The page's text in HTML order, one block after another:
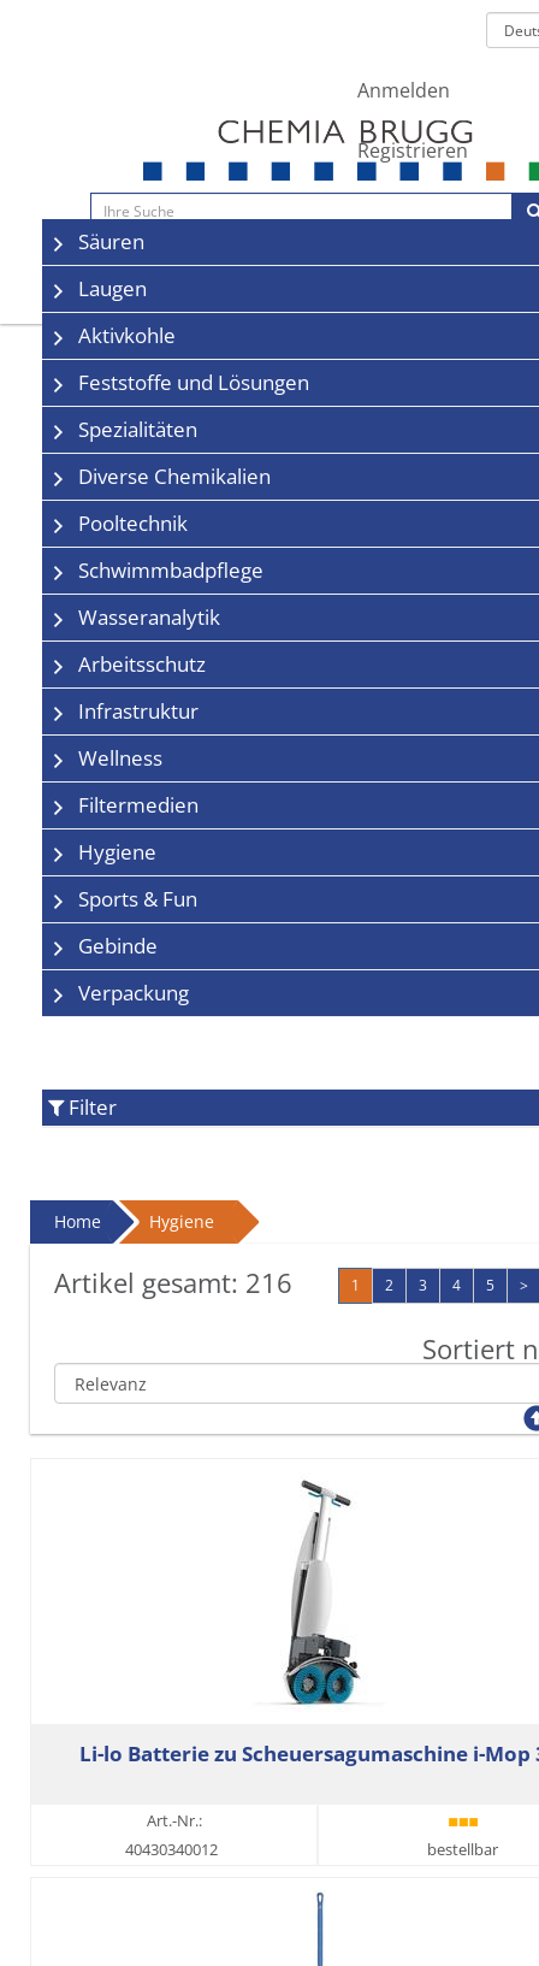
Anmelden
Registrieren
Navigation
Säuren
Laugen
Aktivkohle
Feststoffe und Lösungen
Spezialitäten
Diverse Chemikalien
Pooltechnik
Schwimmbadpflege
Wasseranalytik
Arbeitsschutz
Infrastruktur
Wellness
Filtermedien
Hygiene
Sports & Fun
Gebinde
Verpackung
Filter
Home Hygiene
Artikel gesamt: 216 1 2 3 4 5 >
Sortiert
Li-lo Batterie zu Scheuersagumaschine i-Mop
Art.-Nr.:
40430340012
bestellbar